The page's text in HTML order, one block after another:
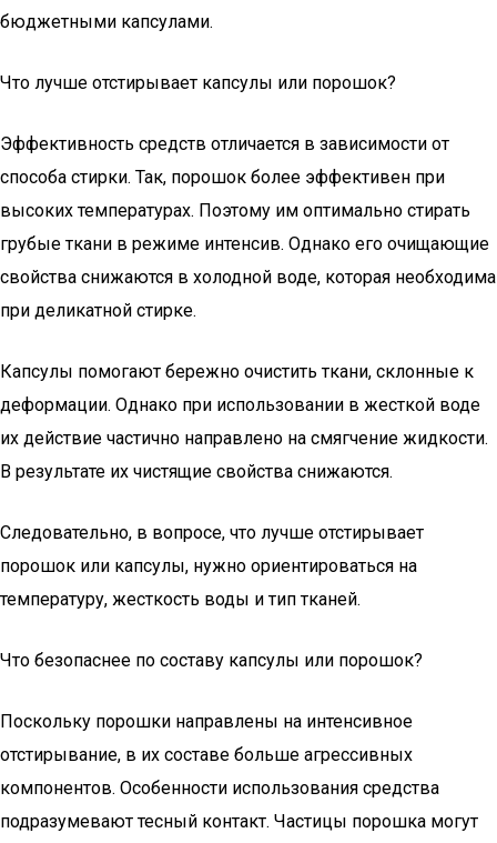
бюджетными капсулами.
Что лучше отстирывает капсулы или порошок?
Эффективность средств отличается в зависимости от
способа стирки. Так, порошок более эффективен при
высоких температурах. Поэтому им оптимально стирать
грубые ткани в режиме интенсив. Однако его очищающие
свойства снижаются в холодной воде, которая необходима
при деликатной стирке.
Капсулы помогают бережно очистить ткани, склонные к
деформации. Однако при использовании в жесткой воде
их действие частично направлено на смягчение жидкости.
В результате их чистящие свойства снижаются.
Следовательно, в вопросе, что лучше отстирывает
порошок или капсулы, нужно ориентироваться на
температуру, жесткость воды и тип тканей.
Что безопаснее по составу капсулы или порошок?
Поскольку порошки направлены на интенсивное
отстирывание, в их составе больше агрессивных
компонентов. Особенности использования средства
подразумевают тесный контакт. Частицы порошка могут